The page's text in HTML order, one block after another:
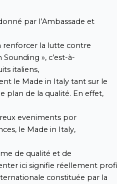
par l’Ambassade et
renforcer la lutte contre
», c’est-à-
italiens,
le Made in Italy tant sur le
plan de la qualité. En effet,
eveniments por
le Made in Italy,
de qualité et de
ici signifie réellement
constituée par la